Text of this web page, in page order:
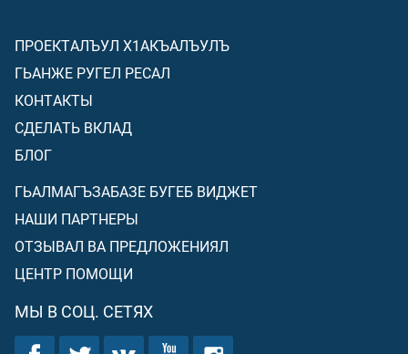
ПРОЕКТАЛЪУЛ Х1АКЪАЛЪУЛЪ
ГЬАНЖЕ РУГЕЛ РЕСАЛ
КОНТАКТЫ
СДЕЛАТЬ ВКЛАД
БЛОГ
ГЬАЛМАГЪЗАБАЗЕ БУГЕБ ВИДЖЕТ
НАШИ ПАРТНЕРЫ
ОТЗЫВАЛ ВА ПРЕДЛОЖЕНИЯЛ
ЦЕНТР ПОМОЩИ
МЫ В СОЦ. СЕТЯХ